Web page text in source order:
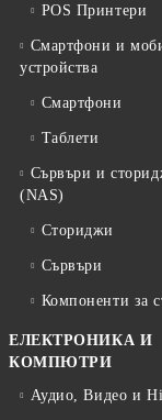
POS Принтери
Смартфони и
устройства
Смартфони
Таблети
Сървъри и
(NAS)
Сториджи
Сървъри
Компоненти за
ЕЛЕКТРОНИКА И
КОМПЮТРИ
Аудио, Видео и